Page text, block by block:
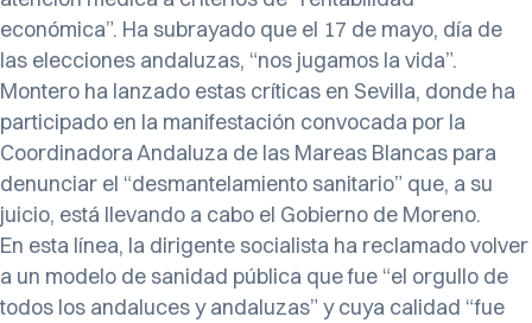
económica”. Ha subrayado que el 17 de mayo, día de
las elecciones andaluzas, “nos jugamos la vida”.
Montero ha lanzado estas críticas en Sevilla, donde ha
participado en la manifestación convocada por la
Coordinadora Andaluza de las Mareas Blancas para
denunciar el “desmantelamiento sanitario” que, a su
juicio, está llevando a cabo el Gobierno de Moreno.
En esta línea, la dirigente socialista ha reclamado volver
a un modelo de sanidad pública que fue “el orgullo de
todos los andaluces y andaluzas” y cuya calidad “fue